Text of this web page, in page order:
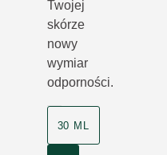
Twojej
skórze
nowy
wymiar
odporności.
30 ML